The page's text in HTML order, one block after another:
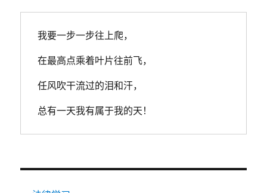
不
起
者
免
予
处
我要一步一步往上爬，
在最高点乘着叶片往前飞，
任风吹干流过的泪和汗，
总有一天我有属于我的天！